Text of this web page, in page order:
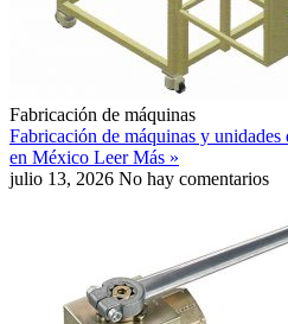
Fabricación de máquinas
Fabricación de máquinas y
en México Leer Más »
julio 13, 2026 No hay comentarios